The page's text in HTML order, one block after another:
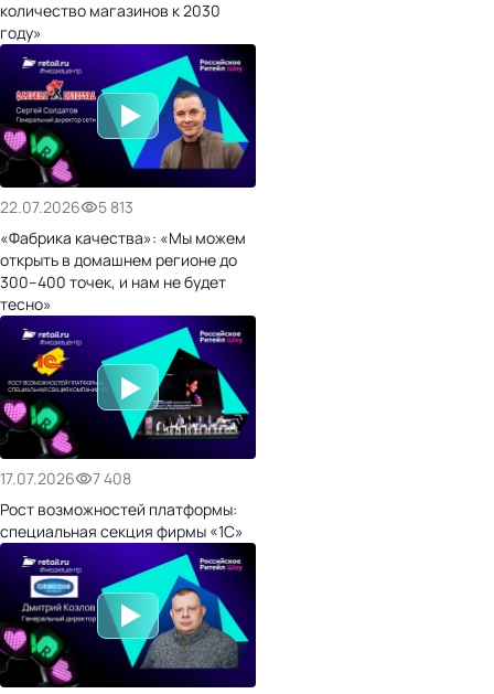
количество магазинов к 2030
году»
22.07.2026
5 813
«Фабрика качества»: «Мы можем
открыть в домашнем регионе до
300–400 точек, и нам не будет
тесно»
17.07.2026
7 408
Рост возможностей платформы:
специальная секция фирмы «1С»